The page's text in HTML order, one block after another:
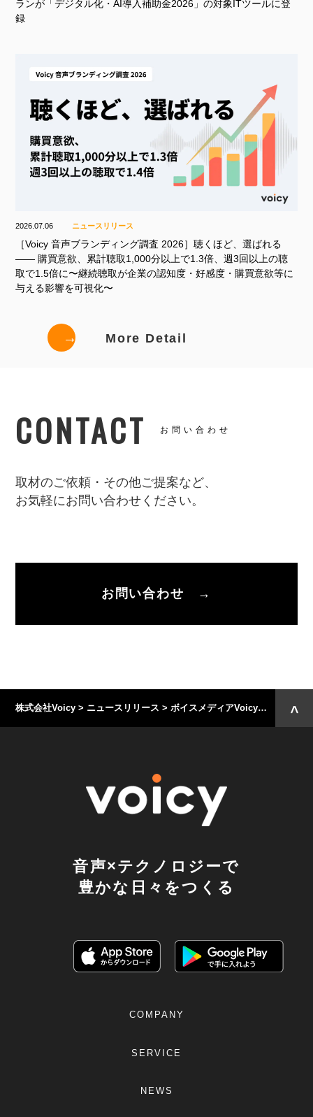
ランが「デジタル化・AI導入補助金2026」の対象ITツールに登
録
2026.07.06 ニュースリリース
［Voicy 音声ブランディング調査 2026］聴くほど、選ばれる
—— 購買意欲、累計聴取1,000分以上で1.3倍、週3回以上の聴
取で1.5倍に〜継続聴取が企業の認知度・好感度・購買意欲等に
与える影響を可視化〜
→ More Detail
CONTACT お問い合わせ
取材のご依頼・その他ご提案など、
お気軽にお問い合わせください。
お問い合わせ →
株式会社Voicy > ニュースリリース > ボイスメディアVoicy「ヤング日経」12日から開始 〜次世代を担うあなたにおすすめニュース放送〜
音声×テクノロジーで
豊かな日々をつくる
COMPANY
SERVICE
NEWS